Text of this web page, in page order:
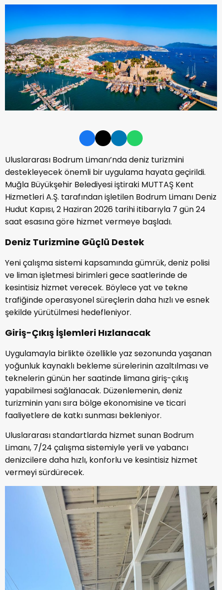
Uluslararası Bodrum Limanı’nda deniz turizmini
destekleyecek önemli bir uygulama hayata geçirildi.
Muğla Büyükşehir Belediyesi iştiraki MUTTAŞ Kent
Hizmetleri A.Ş. tarafından işletilen Bodrum Limanı Deniz
Hudut Kapısı, 2 Haziran 2026 tarihi itibarıyla 7 gün 24
saat esasına göre hizmet vermeye başladı.
Deniz Turizmine Güçlü Destek
Yeni çalışma sistemi kapsamında gümrük, deniz polisi
ve liman işletmesi birimleri gece saatlerinde de
kesintisiz hizmet verecek. Böylece yat ve tekne
trafiğinde operasyonel süreçlerin daha hızlı ve esnek
şekilde yürütülmesi hedefleniyor.
Giriş-Çıkış İşlemleri Hızlanacak
Uygulamayla birlikte özellikle yaz sezonunda yaşanan
yoğunluk kaynaklı bekleme sürelerinin azaltılması ve
teknelerin günün her saatinde limana giriş-çıkış
yapabilmesi sağlanacak. Düzenlemenin, deniz
turizminin yanı sıra bölge ekonomisine ve ticari
faaliyetlere de katkı sunması bekleniyor.
Uluslararası standartlarda hizmet sunan Bodrum
Limanı, 7/24 çalışma sistemiyle yerli ve yabancı
denizcilere daha hızlı, konforlu ve kesintisiz hizmet
vermeyi sürdürecek.